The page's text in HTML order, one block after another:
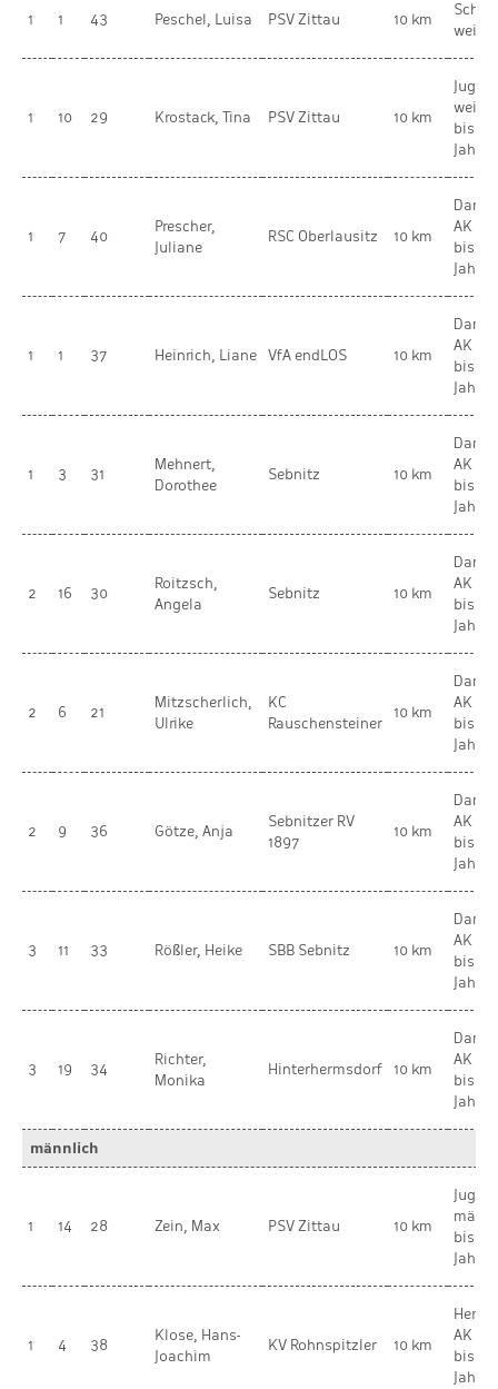
1 1 43 Peschel, Luisa PSV Zittau 10 km
1 10 29 Krostack, Tina PSV Zittau 10 km
bis 17
Jahre
1 7 40
Prescher,
Juliane
RSC Oberlausitz 10 km
AK 4
bis 59
Jahre
1 1 37 Heinrich, Liane VfA endLOS 10 km
AK 3
bis 49
Jahre
1 3 31
Mehnert,
Dorothee
Sebnitz 10 km
AK 2
bis 39
Jahre
2 16 30
Roitzsch,
Angela
Sebnitz 10 km
AK 4
bis 59
Jahre
2 6 21
Mitzscherlich,
Ulrike
KC
Rauschensteiner
10 km
AK 3
bis 49
Jahre
2 9 36 Götze, Anja
Sebnitzer RV
1897
10 km
AK 2
bis 39
Jahre
3 11 33 Rößler, Heike SBB Sebnitz 10 km
AK 3
bis 49
Jahre
3 19 34
Richter,
Monika
Hinterhermsdorf 10 km
AK 2
bis 39
Jahre
männlich
1 14 28 Zein, Max PSV Zittau 10 km
bis 17
Jahre
1 4 38
Klose, Hans-
Joachim
KV Rohnspitzler 10 km
Herren
AK 6
bis 69
Jahre